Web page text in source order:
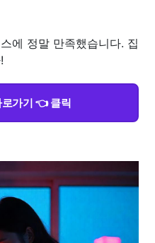
에 정말 만족했습니다. 집
가기 👈 클릭